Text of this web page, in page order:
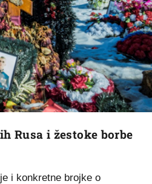
Rusa i žestoke borbe
i konkretne brojke o